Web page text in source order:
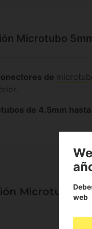
Microtubo
de
de 4.5mm
Microtuboweb